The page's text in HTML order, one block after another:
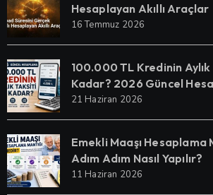
Hesaplayan Akıllı Araçlar
16 Temmuz 2026
100.000 TL Kredinin
Kadar? 2026 Güncel
21 Haziran 2026
Emekli Maaşı Hesaplama
Adım Adım Nasıl Yapılır?
11 Haziran 2026